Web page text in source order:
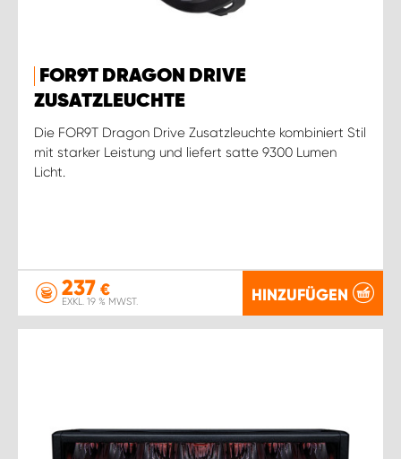
FOR9T DRAGON DRIVE
ZUSATZLEUCHTE
Die FOR9T Dragon Drive Zusatzleuchte kombiniert Stil
mit starker Leistung und liefert satte 9300 Lumen
Licht.
237 €
EXKL. 19 % MWST. HINZUFÜGEN